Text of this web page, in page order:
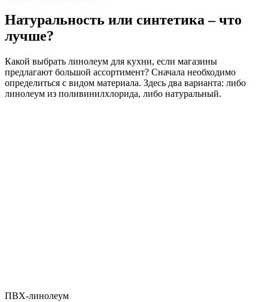
Натуральность или синтетика – что
лучше?
Какой выбрать линолеум для кухни, если магазины
предлагают большой ассортимент? Сначала необходимо
определиться с видом материала. Здесь два варианта: либо
линолеум из поливинилхлорида, либо натуральный.
ПВХ-линолеум